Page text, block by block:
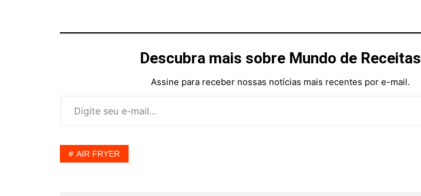
Descubra mais sobre Mundo de Receitas
Assine para receber nossas notícias mais recentes por e-mail.
AIR FRYER